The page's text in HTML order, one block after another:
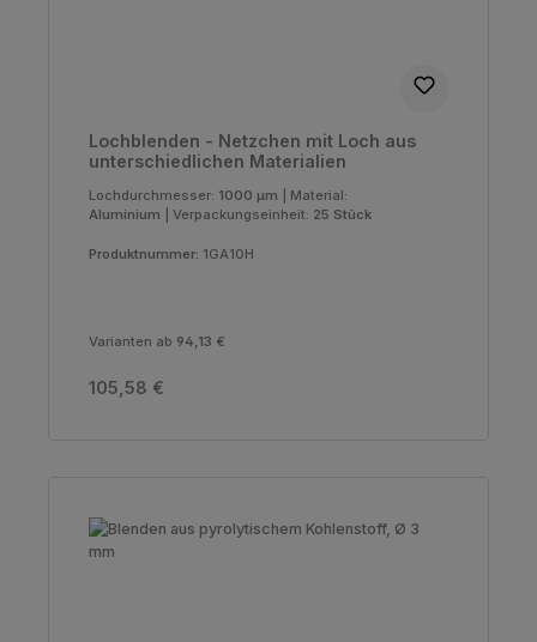
Lochblenden - Netzchen mit Loch aus
unterschiedlichen Materialien
Lochdurchmesser: 1000 µm
Material:
Aluminium
Verpackungseinheit: 25 Stück
Produktnummer: 1GA10H
Varianten ab 94,13 €
Regulärer Preis:
105,58 €